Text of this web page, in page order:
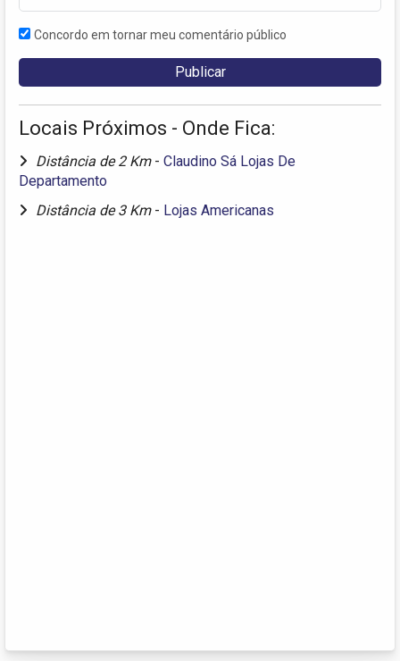
Concordo em tornar meu comentário público
Locais Próximos - Onde Fica:
Distância de 2 Km - Claudino Sá Lojas De
Departamento
Distância de 3 Km - Lojas Americanas